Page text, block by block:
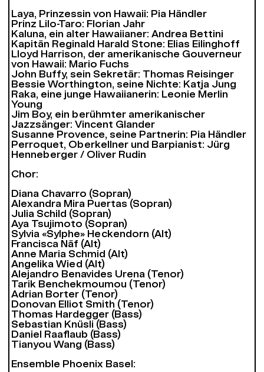
Laya, Prinzessin von Hawaii: Pia Händler
Prinz Lilo-Taro: Florian Jahr
Kaluna, ein alter Hawaiianer: Andrea Bettini
Kapitän Reginald Harald Stone: Elias Eilinghoff
Lloyd Harrison, der amerikanische Gouverneur
von Hawaii: Mario Fuchs
John Buffy, sein Sekretär: Thomas Reisinger
Bessie Worthington, seine Nichte: Katja Jung
Raka, eine junge Hawaiianerin: Leonie Merlin
Young
Jim Boy, ein berühmter amerikanischer
Jazzsänger: Vincent Glander
Susanne Provence, seine Partnerin: Pia Händler
Perroquet, Oberkellner und Barpianist: Jürg
Henneberger / Oliver Rudin
Chor:
Diana Chavarro (Sopran)
Alexandra Mira Puertas (Sopran)
Julia Schild (Sopran)
Aya Tsujimoto (Sopran)
Sylvia «Sylphe» Heckendorn (Alt)
Francisca Näf (Alt)
Anne Maria Schmid (Alt)
Angelika Wied (Alt)
Alejandro Benavides Urena (Tenor)
Tarik Benchekmoumou (Tenor)
Adrian Borter (Tenor)
Donovan Elliot Smith (Tenor)
Thomas Hardegger (Bass)
Sebastian Knüsli (Bass)
Daniel Raaflaub (Bass)
Tianyou Wang (Bass)
Ensemble Phoenix Basel: